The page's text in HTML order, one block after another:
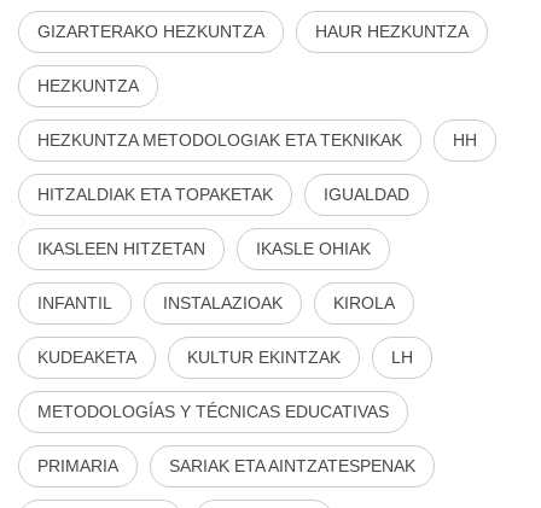
GIZARTERAKO HEZKUNTZA HAUR HEZKUNTZA
HEZKUNTZA
HEZKUNTZA METODOLOGIAK ETA TEKNIKAK HH
HITZALDIAK ETA TOPAKETAK IGUALDAD
IKASLEEN HITZETAN IKASLE OHIAK
INFANTIL INSTALAZIOAK KIROLA
KUDEAKETA KULTUR EKINTZAK LH
METODOLOGÍAS Y TÉCNICAS EDUCATIVAS
PRIMARIA SARIAK ETA AINTZATESPENAK